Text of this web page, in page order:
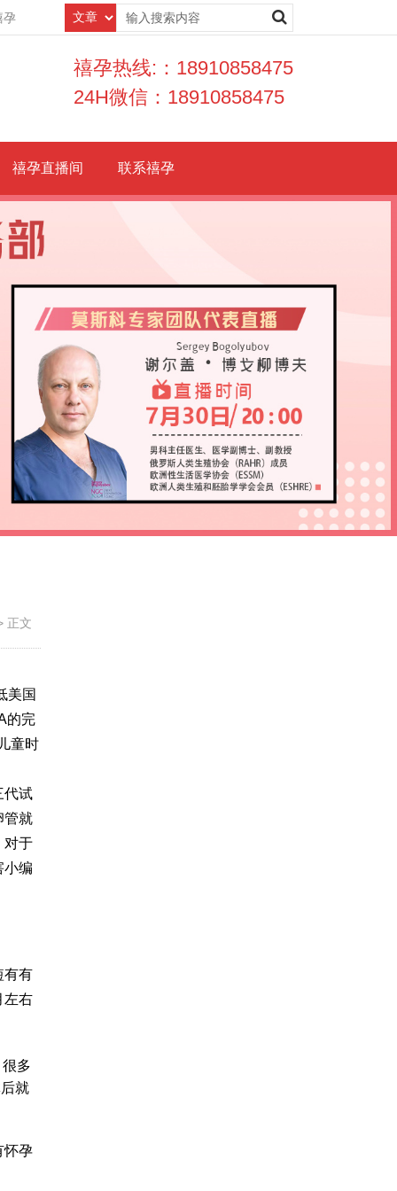
孕
禧孕热线:：18910858475
24H微信：18910858475
禧孕直播间 联系禧孕
正文
美国
的完
童时
代试
管就
对于
小编
有有
左右
多
就
怀孕